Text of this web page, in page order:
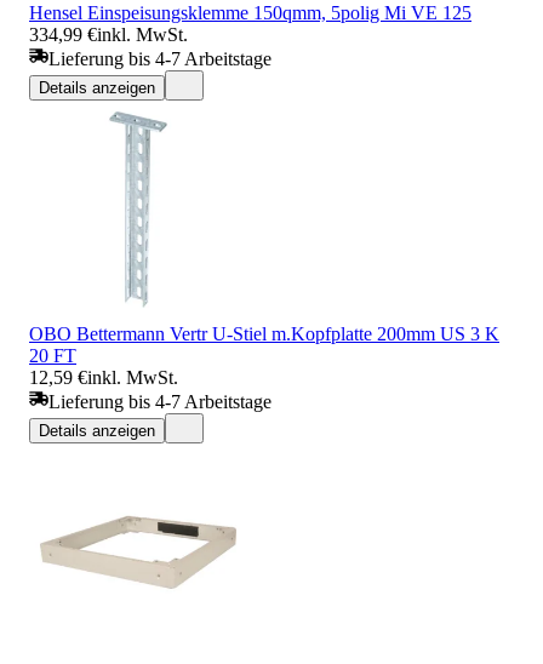
Hensel Einspeisungsklemme 150qmm, 5polig Mi VE 125
334,99 €inkl. MwSt.
Lieferung bis 4-7 Arbeitstage
Details anzeigen
OBO Bettermann Vertr U-Stiel m.Kopfplatte 200mm US 3 K
20 FT
12,59 €inkl. MwSt.
Lieferung bis 4-7 Arbeitstage
Details anzeigen